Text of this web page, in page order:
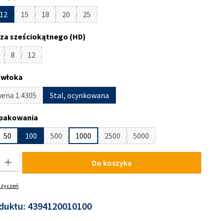
12 15
(Ta opcja jest obecnie niedostępna.)
18
(Ta opcja jest obecnie niedostępna.)
20
(Ta opcja jest obecnie niedostępna.)
25
(Ta opcja jest obecnie niedostępna.)
sześciokątnego (HD)
jest obecnie niedostępna.)
opcja jest obecnie niedostępna.)
8
(Ta opcja jest obecnie niedostępna.)
12
(Ta opcja jest obecnie niedostępna.)
1.4305
opcja jest obecnie niedostępna.)
Stal, ocynkowana
50 100 500
(Ta opcja jest obecnie niedostępna.)
1000 2500
(Ta opcja jest obecnie niedostępna.)
5000
(Ta opcja jest obecnie
Do koszyka
4394120010100